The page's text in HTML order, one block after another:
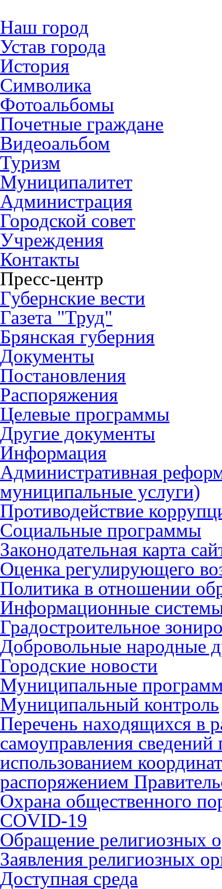
Наш город
Устав города
История
Символика
Фотоальбомы
Почетные граждане
Видеоальбом
Туризм
Муниципалитет
Администрация
Городской совет
Учреждения
Контакты
Пресс-центр
Губернские вести
Газета "Труд"
Брянская губерния
Документы
Постановления
Распоряжения
Целевые программы
Другие документы
Информация
Административная
муниципальные услуги)
Противодействие
Социальные программы
Законодательная карта
Оценка регулирующего
Политика в отношении
Информационные
Градостроительное
Добровольные народные
Городские новости
Муниципальные
Муниципальный контроль
Перечень находящихся в
самоуправления
использованием
распоряжением
Охрана общественного
COVID-19
Обращение религиозных
Заявления религиозных
Доступная среда